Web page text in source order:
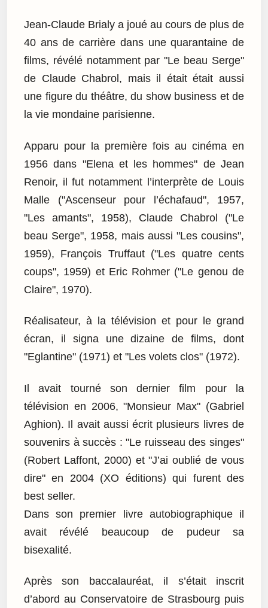
Jean-Claude Brialy a joué au cours de plus de
40 ans de carrière dans une quarantaine de
films, révélé notamment par "Le beau Serge"
de Claude Chabrol, mais il était était aussi
une figure du théâtre, du show business et de
la vie mondaine parisienne.
Apparu pour la première fois au cinéma en
1956 dans "Elena et les hommes" de Jean
Renoir, il fut notamment l’interprète de Louis
Malle ("Ascenseur pour l’échafaud", 1957,
"Les amants", 1958), Claude Chabrol ("Le
beau Serge", 1958, mais aussi "Les cousins",
1959), François Truffaut ("Les quatre cents
coups", 1959) et Eric Rohmer ("Le genou de
Claire", 1970).
Réalisateur, à la télévision et pour le grand
écran, il signa une dizaine de films, dont
"Eglantine" (1971) et "Les volets clos" (1972).
Il avait tourné son dernier film pour la
télévision en 2006, "Monsieur Max" (Gabriel
Aghion). Il avait aussi écrit plusieurs livres de
souvenirs à succès : "Le ruisseau des singes"
(Robert Laffont, 2000) et "J’ai oublié de vous
dire" en 2004 (XO éditions) qui furent des
best seller.
Dans son premier livre autobiographique il
avait révélé beaucoup de pudeur sa
bisexalité.
Après son baccalauréat, il s’était inscrit
d’abord au Conservatoire de Strasbourg puis